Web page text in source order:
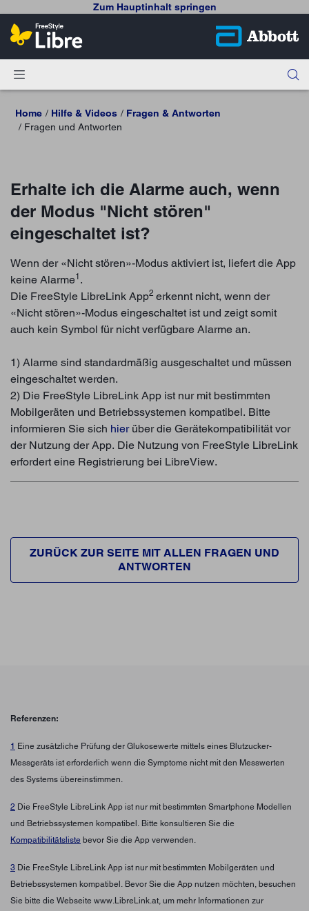
Zum Hauptinhalt springen
Home Hilfe & Videos
Fragen & Antworten
Fragen und Antworten
Erhalte ich die Alarme auch, wenn
der Modus "Nicht stören"
eingeschaltet ist?
Wenn der «Nicht stören»-Modus aktiviert ist, liefert die App
keine Alarme1 .
Die FreeStyle LibreLink App2 erkennt nicht, wenn der
«Nicht stören»-Modus eingeschaltet ist und zeigt somit
auch kein Symbol für nicht verfügbare Alarme an.
1) Alarme sind standardmäßig ausgeschaltet und müssen
eingeschaltet werden.
2) Die FreeStyle LibreLink App ist nur mit bestimmten
Mobilgeräten und Betriebssystemen kompatibel. Bitte
informieren Sie sich hierüber die Gerätekompatibilität vor
der Nutzung der App. Die Nutzung von FreeStyle LibreLink
erfordert eine Registrierung bei LibreView.
ZURÜCK ZUR SEITE MIT ALLEN FRAGEN UND
ANTWORTEN
Referenzen:
1 Eine zusätzliche Prüfung der Glukosewerte mittels eines Blutzucker-
Messgeräts ist erforderlich wenn die Symptome nicht mit den Messwerten
des Systems übereinstimmen.
2 Die FreeStyle LibreLink App ist nur mit bestimmten Smartphone Modellen
und Betriebssystemen kompatibel. Bitte konsultieren Sie die
Kompatibilitätsliste bevor Sie die App verwenden.
3 Die FreeStyle LibreLink App ist nur mit bestimmten Mobilgeräten und
Betriebssystemen kompatibel. Bevor Sie die App nutzen möchten, besuchen
Sie bitte die Webseite www.LibreLink.at, um mehr Informationen zur